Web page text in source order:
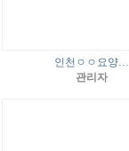
인천ㅇㅇ요양…
관리자